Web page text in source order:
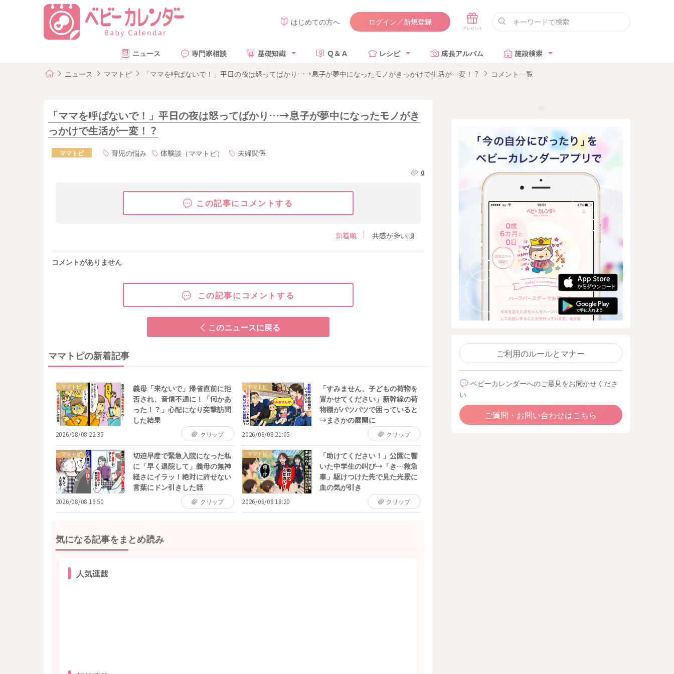
はじめての方へ ログイン／新規登録
ニュース 専門家相談 基礎知識 Ｑ＆Ａ レシピ 成長アルバム 施設検索
ニュース ママトピ 「ママを呼ばないで！」平日の夜は怒ってばかり…→息子が夢中になったモノがきっかけで生活が一変！？ コメント一覧
「ママを呼ばないで！」平日の夜は怒ってばかり…→息子が夢中になったモノがき
っかけで生活が一変！？
ママトピ 育児の悩み 体験談（ママトピ） 夫婦関係
0
この記事にコメントする
新着順 共感が多い順
コメントがありません
この記事にコメントする
このニュースに戻る
ママトピの新着記事
ママトピ
義母「来ないで」帰省直前に拒
否され、音信不通に！「何かあ
った！？」心配になり突撃訪問
した結果
2026/08/08 22:35 クリップ
ママトピ
「すみません、子どもの荷物を
置かせてください」新幹線の荷
物棚がパツパツで困っていると
→まさかの展開に
2026/08/08 21:05 クリップ
ママトピ
切迫早産で緊急入院になった私
に「早く退院して」義母の無神
経さにイラッ！絶対に許せない
言葉にドン引きした話
2026/08/08 19:50 クリップ
ママトピ
「助けてください！」公園に響
いた中学生の叫び→「き…救急
車」駆けつけた先で見た光景に
血の気が引き
2026/08/08 18:20 クリップ
気になる記事をまとめ読み
人気連載
ご利用のルールとマナー
ベビーカレンダーへのご意見をお聞かせくださ
い
ご質問・お問い合わせはこちら